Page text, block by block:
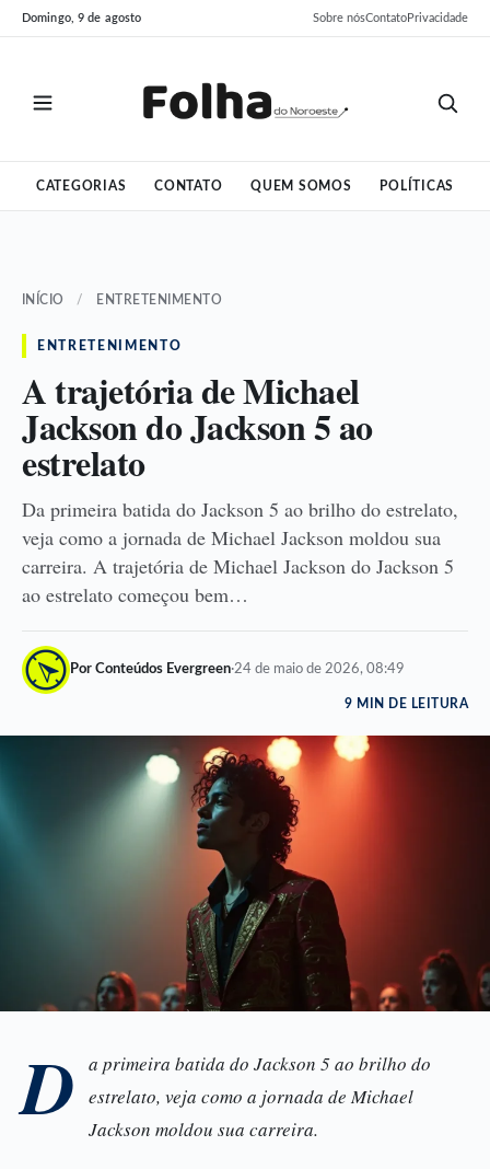
Pular
para
Pular
para
Domingo, 9 de agosto Sobre nósContatoPrivacidade
CATEGORIAS CONTATO QUEM SOMOS POLÍTICAS
INÍCIO / ENTRETENIMENTO
ENTRETENIMENTO
A trajetória de Michael
Jackson do Jackson 5 ao
estrelato
Da primeira batida do Jackson 5 ao brilho do estrelato,
veja como a jornada de Michael Jackson moldou sua
carreira. A trajetória de Michael Jackson do Jackson 5
ao estrelato começou bem…
Por Conteúdos Evergreen·24 de maio de 2026, 08:49
9 MIN DE LEITURA
D
a primeira batida do Jackson 5 ao brilho do
estrelato, veja como a jornada de Michael
Jackson moldou sua carreira.